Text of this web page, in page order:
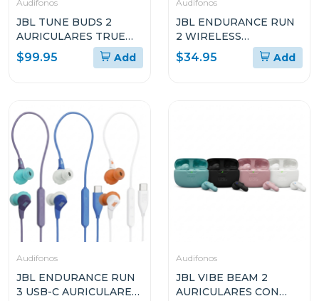
Audifonos
JBL TUNE BUDS 2
AURICULARES TRUE
WIRELESS CON
CANCELACIÓN DE
$99.95 Add
Audifonos
JBL ENDURANCE RUN
2 WIRELESS
AURICULARES
DEPORTIVOS
$34.95 Add
Audifonos
JBL ENDURANCE RUN
3 USB-C AURICULARES
Audifonos
JBL VIBE BEAM 2
AURICULARES CON